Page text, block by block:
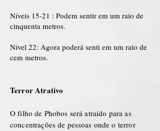
Níveis 15-21 : Podem sentir em um raio de
cinquenta metros.
Nível 22: Agora poderá senti em um raio de
cem metros.
Terror Atrativo
O filho de Phobos será atraído para as
concentrações de pessoas onde o terror